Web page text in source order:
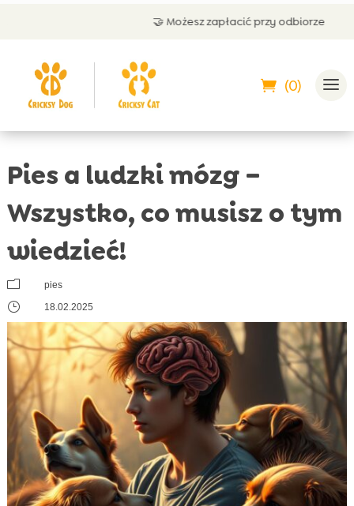
🤝 Możesz zapłacić przy odbiorze
(0)
Pies a ludzki mózg –
Wszystko, co musisz o tym
wiedzieć!
m pies
} 18.02.2025